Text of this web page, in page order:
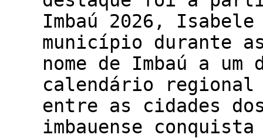
Imbaú 2026,
município durante
nome de Imbaú a
calendário
entre as cidades
imbauense